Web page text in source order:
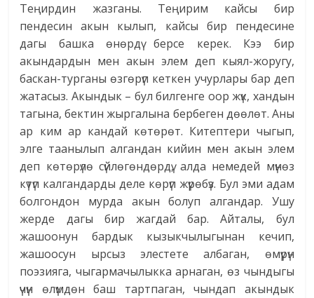
Теңирдин жазганы. Теңирим кайсы бир
пендесин акын кылып, кайсы бир пендесине
дагы башка өнөрдү берсе керек. Кээ бир
акындардын мен акын элем деп кыял-жоругу,
баскан-турганы өзгөрүп кеткен учурлары бар деп
жатасыз. Акындык – бул билгенге оор жүк, хандын
тагына, бектин жыргалына бербеген дөөлөт. Аны
ар ким ар кандай көтөрөт. Китептери чыгып,
элге таанылып алгандан кийин мен акын элем
деп көтөрүлө сүйлөгөндөрдү, алда немедей мүнөз
күтүп калгандарды деле көрүп жүрөбүз. Бул эми адам
болгондон мурда акын болуп алгандар. Ушу
жерде дагы бир жагдай бар. Айталы, бул
жашоонун бардык кызыкчылыгынан кечип,
жашоосун ырсыз элестете албаган, өмүрүн
поэзияга, чыгармачылыкка арнаган, өз чындыгы
үчүн өлүмдөн баш тартпаган, чындап акындык